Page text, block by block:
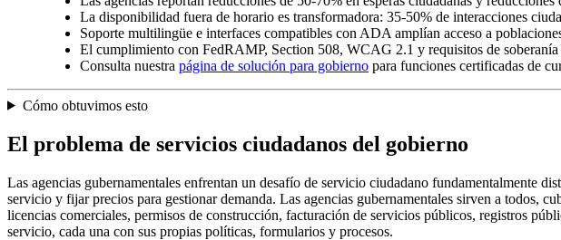
La disponibilidad fuera de horario es transformadora: 35-50% de interacciones
Soporte multilingüe e interfaces compatibles con ADA amplían acceso a
El cumplimiento con FedRAMP, Section 508, WCAG 2.1 y requisitos de soberanía
Consulta nuestra página de solución para gobierno para funciones certificadas de
Cómo obtuvimos esto
El problema de servicios ciudadanos del gobierno
Las agencias gubernamentales enfrentan un desafío de servicio ciudadano fundamentalmente
servicio y fijar precios para gestionar demanda. Las agencias gubernamentales sirven a todos,
licencias comerciales, permisos de construcción, facturación de servicios públicos, registros
servicio, cada una con sus propias políticas, formularios y procesos.